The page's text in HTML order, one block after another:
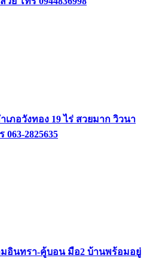
ภอวังทอง 19 ไร่ สวยมาก วิวนา
063-2825635
อินทรา-คู้บอน มือ2 บ้านพร้อมอยู่